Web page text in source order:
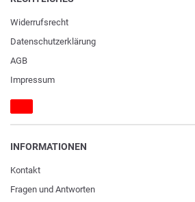
Widerrufs­recht
Daten­schutz­erklärung
AGB
Impressum
INFORMATIONEN
Kontakt
Fragen und Antworten